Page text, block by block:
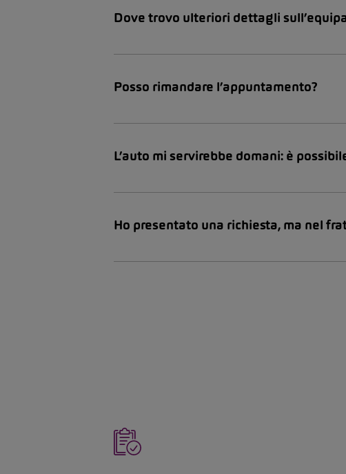
Dove trovo ulteriori dettagli
Posso rimandare l’appuntamento?
L’auto mi servirebbe domani: è
Ho presentato una richiesta, ma nel